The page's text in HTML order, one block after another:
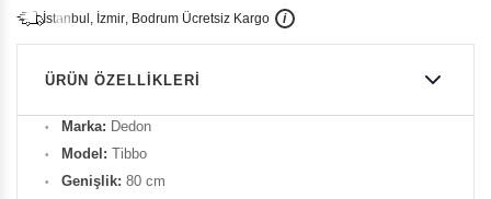
İstanbu , İzmir, Bodrum Ücretsiz Kargo i
ÜRÜN ÖZELLIKLERI
Marka: Dedon
Model: Tibbo
Genişlik: 80 cm